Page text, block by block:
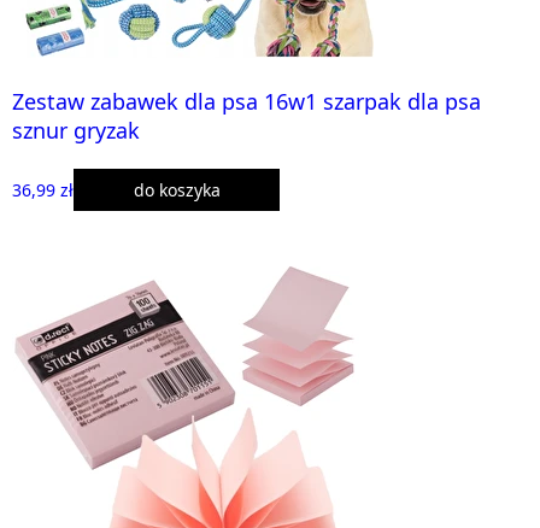
Zestaw zabawek dla psa 16w1 szarpak dla psa
sznur gryzak
36,99 zł do koszyka